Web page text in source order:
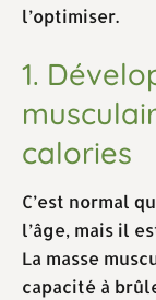
l’optimiser.
1.
calories
C’est normal
l’âge, mais il
La masse
capacité à